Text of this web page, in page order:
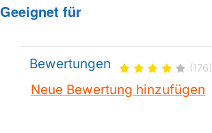
Geeignet für
Bewertungen (176)
Neue Bewertung hinzufügen